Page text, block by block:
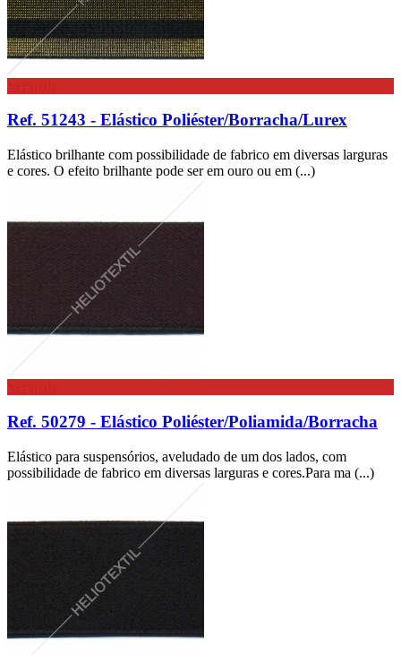
Ref. 51243 - Elástico Poliéster/Borracha/Lurex
Elástico brilhante com possibilidade de fabrico em diversas larguras
e cores. O efeito brilhante pode ser em ouro ou em (...)
Ref. 50279 - Elástico Poliéster/Poliamida/Borracha
Elástico para suspensórios, aveludado de um dos lados, com
possibilidade de fabrico em diversas larguras e cores.Para ma (...)